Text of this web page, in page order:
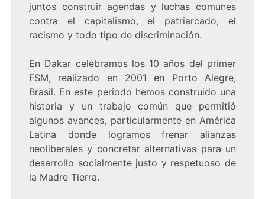
juntos construir agendas y luchas comunes
contra el capitalismo, el patriarcado, el
racismo y todo tipo de discriminación.
En Dakar celebramos los 10 años del primer
FSM, realizado en 2001 en Porto Alegre,
Brasil. En este periodo hemos construido una
historia y un trabajo común que permitió
algunos avances, particularmente en América
Latina donde logramos frenar alianzas
neoliberales y concretar alternativas para un
desarrollo socialmente justo y respetuoso de
la Madre Tierra.